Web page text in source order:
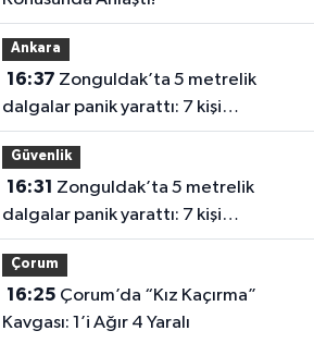
Ankara
16:37
dalgalar panik yarattı: 7 kişi
kurtarıldı
Güvenlik
16:31
dalgalar panik yarattı: 7 kişi
kurtarıldı
Çorum
16:25
Kavgası: 1’i Ağır 4 Yaralı